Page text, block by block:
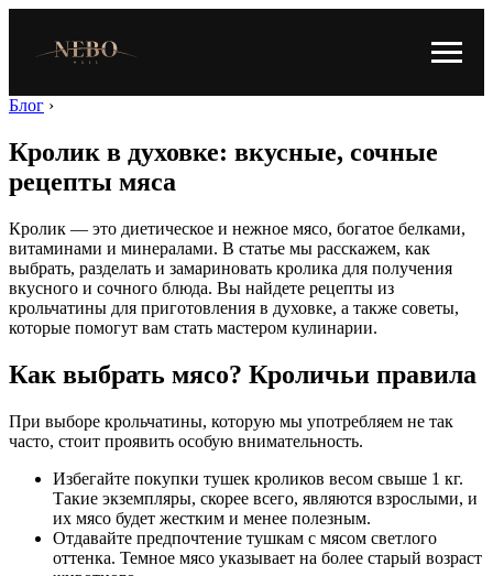
Блог ›
Кролик в духовке: вкусные, сочные
рецепты мяса
Кролик — это диетическое и нежное мясо, богатое белками,
витаминами и минералами. В статье мы расскажем, как
выбрать, разделать и замариновать кролика для получения
вкусного и сочного блюда. Вы найдете рецепты из
крольчатины для приготовления в духовке, а также советы,
которые помогут вам стать мастером кулинарии.
Как выбрать мясо? Кроличьи правила
При выборе крольчатины, которую мы употребляем не так
часто, стоит проявить особую внимательность.
Избегайте покупки тушек кроликов весом свыше 1 кг.
Такие экземпляры, скорее всего, являются взрослыми, и
их мясо будет жестким и менее полезным.
Отдавайте предпочтение тушкам с мясом светлого
оттенка. Темное мясо указывает на более старый возраст